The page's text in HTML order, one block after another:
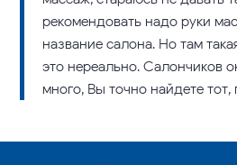
рекомендовать надо руки
название салона. Но там
это нереально. Салончиков
много, Вы точно найдете тот,